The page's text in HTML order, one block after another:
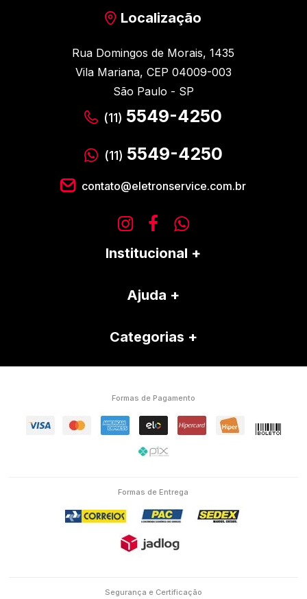
Localização
Rua Domingos de Morais, 1435
Vila Mariana, CEP 04009-003
São Paulo - SP
(11) 5549-4250
(11) 5549-4250
contato@eletronservice.com.br
Institucional
Ajuda
Categorias
Formas de Pagamento
Formas de Entrega
Segurança e Certificação